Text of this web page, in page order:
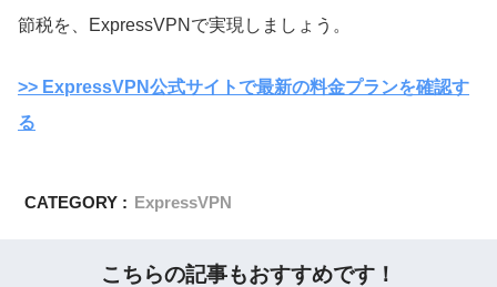
節税を、ExpressVPNで実現しましょう。
>> ExpressVPN公式サイトで最新の料金プランを確認す
る
CATEGORY : ExpressVPN
こちらの記事もおすすめです！